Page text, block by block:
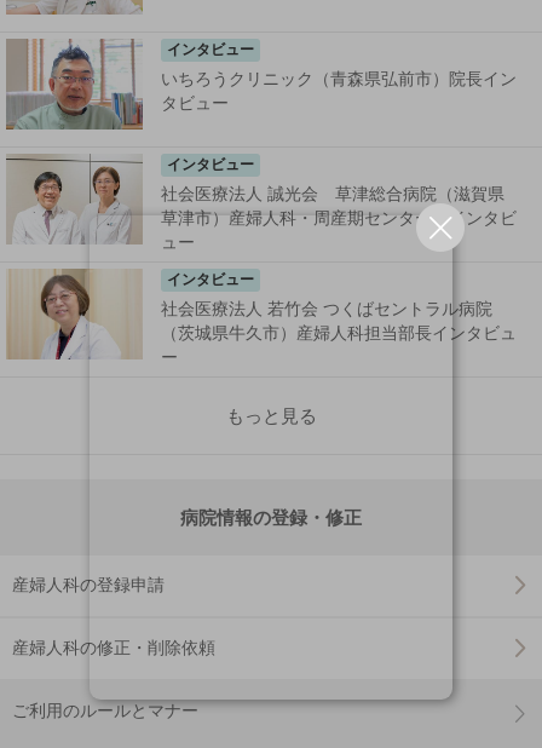
インタビュー
いちろうクリニック（青森県弘前市）院長イン
タビュー
インタビュー
社会医療法人 誠光会 草津総合病院（滋賀県
草津市）産婦人科・周産期センター長インタビ
ュー
インタビュー
社会医療法人 若竹会 つくばセントラル病院
（茨城県牛久市）産婦人科担当部長インタビュ
ー
もっと見る
病院情報の登録・修正
産婦人科の登録申請
産婦人科の修正・削除依頼
ご利用のルールとマナー